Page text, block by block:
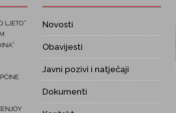
LJETO“
Novosti
Obavijesti
Javni pozivi i natječaji
Dokumenti